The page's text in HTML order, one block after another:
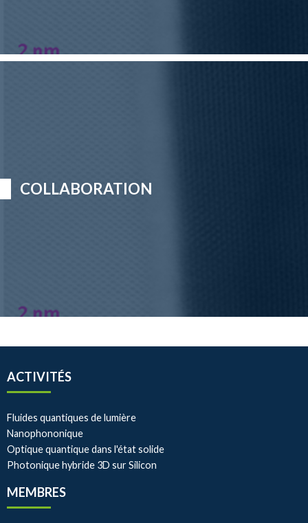
COLLABORATION
ACTIVITÉS
Fluides quantiques de lumière
Nanophononique
Optique quantique dans l'état solide
Photonique hybride 3D sur Silicon
MEMBRES